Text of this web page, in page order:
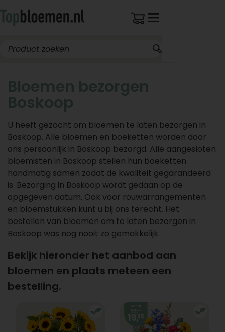
Bloemen bezorgen
Boskoop
U heeft gezocht om bloemen te laten bezorgen in
Boskoop. Alle bloemen en boeketten worden door
ons persoonlijk in Boskoop bezorgd. Alle aangesloten
bloemisten in Boskoop stellen hun boeketten
handmatig samen zodat de kwaliteit gegarandeerd
is. Bezorging in Boskoop wordt gedaan op de
opgegeven datum. Ook voor rouwarrangementen
en bloemstukken kunt u bij ons terecht. Het
bestellen van bloemen om te laten bezorgen in
Boskoop was nog nooit zo gemakkelijk.
Bekijk hieronder het aanbod aan
bloemen en plaats meteen een
bestelling.